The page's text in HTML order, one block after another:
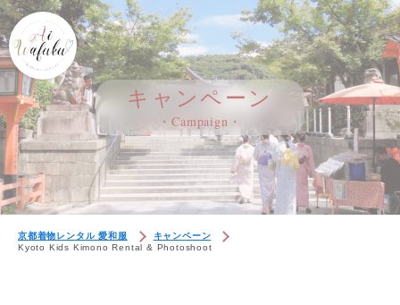
キャンペーン
・Campaign・
京都着物レンタル 愛和服
キャンペーン
Kyoto Kids Kimono Rental & Photoshoot